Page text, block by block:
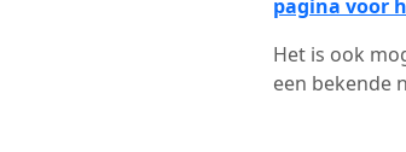
pagina voor
Het is ook
een bekende